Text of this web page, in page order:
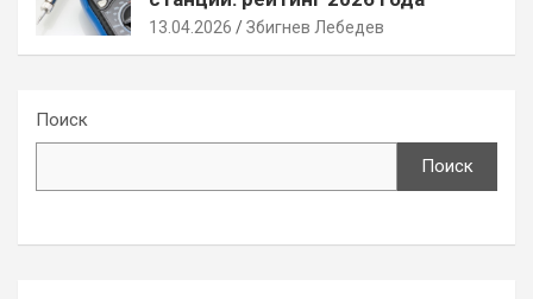
13.04.2026 Збигнев Лебедев
Поиск
Поиск